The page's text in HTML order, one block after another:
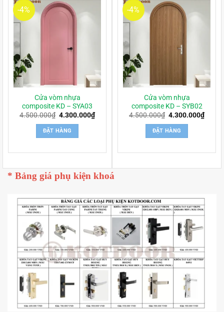
-4%
Cửa vòm nhựa
composite KD – SYA03
4.500.000₫ Giá
là:
4.500.000₫.
4.300.000₫Giá
hiện
ĐẶT HÀNG
-4%
Cửa vòm nhựa
composite KD – SYB02
4.500.000₫ Giá
là:
4.500.000₫.
4.300.000₫Giá
hiện
ĐẶT HÀNG
* Bảng giá phụ kiện khoá